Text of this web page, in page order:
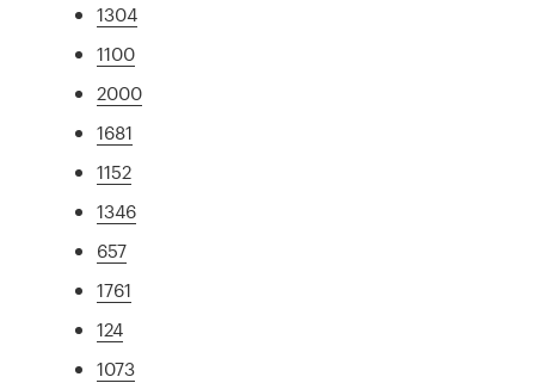
1304
1100
2000
1681
1152
1346
657
1761
124
1073